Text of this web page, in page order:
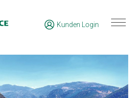
Kunden Login